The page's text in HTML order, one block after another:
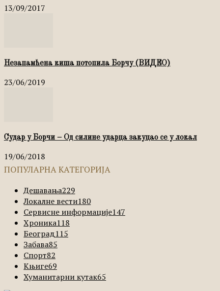
13/09/2017
Незапамћена киша потопила Борчу (ВИДЕО)
23/06/2019
Судар у Борчи – Од силине ударца закуцао се у локал
19/06/2018
ПОПУЛАРНА КАТЕГОРИЈА
Дешавања229
Локалне вести180
Сервисне информације147
Хроника118
Београд115
Забава85
Спорт82
Књиге69
Хуманитарни кутак65